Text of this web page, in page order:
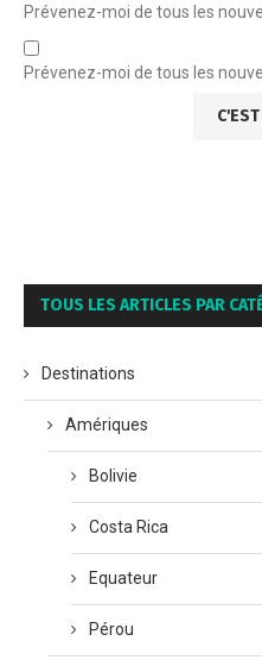
Prévenez-moi de tous les
Prévenez-moi de tous les
TOUS LES ARTICLES PAR
Destinations
Amériques
Bolivie
Costa Rica
Equateur
Pérou